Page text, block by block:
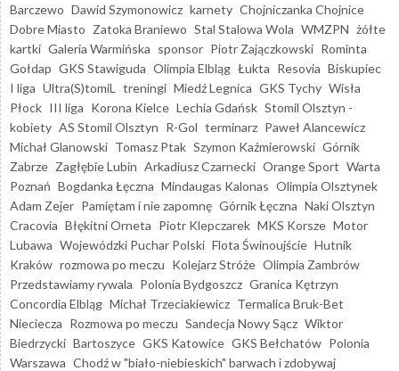
Barczewo Dawid Szymonowicz karnety Chojniczanka Chojnice
Dobre Miasto Zatoka Braniewo Stal Stalowa Wola WMZPN żółte
kartki Galeria Warmińska sponsor Piotr Zajączkowski Rominta
Gołdap GKS Stawiguda Olimpia Elbląg Łukta Resovia Biskupiec
I liga Ultra(S)tomiL treningi Miedź Legnica GKS Tychy Wisła
Płock III liga Korona Kielce Lechia Gdańsk Stomil Olsztyn -
kobiety AS Stomil Olsztyn R-Gol terminarz Paweł Alancewicz
Michał Glanowski Tomasz Ptak Szymon Kaźmierowski Górnik
Zabrze Zagłębie Lubin Arkadiusz Czarnecki Orange Sport Warta
Poznań Bogdanka Łęczna Mindaugas Kalonas Olimpia Olsztynek
Adam Zejer Pamiętam i nie zapomnę Górnik Łęczna Naki Olsztyn
Cracovia Błękitni Orneta Piotr Klepczarek MKS Korsze Motor
Lubawa Wojewódzki Puchar Polski Flota Świnoujście Hutnik
Kraków rozmowa po meczu Kolejarz Stróże Olimpia Zambrów
Przedstawiamy rywala Polonia Bydgoszcz Granica Kętrzyn
Concordia Elbląg Michał Trzeciakiewicz Termalica Bruk-Bet
Nieciecza Rozmowa po meczu Sandecja Nowy Sącz Wiktor
Biedrzycki Bartoszyce GKS Katowice GKS Bełchatów Polonia
Warszawa Chodź w "biało-niebieskich" barwach i zdobywaj